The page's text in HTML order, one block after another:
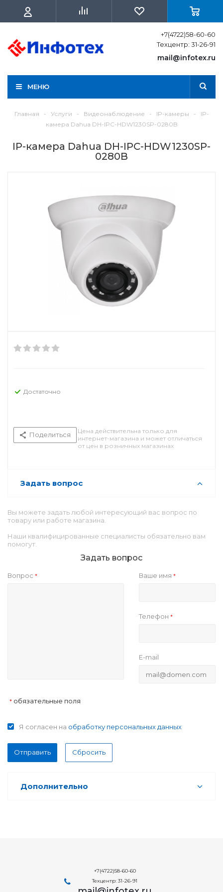
+7(4722)58-60-60
Техцентр: 31-26-91
mail@infotex.ru
МЕНЮ
Главная - Услуги - Видеонаблюдение - IP-камеры -
IP-
камера Dahua DH-IPC-HDW1230SP-0280B
IP-камера Dahua DH-IPC-HDW1230SP-
0280B
Достаточно
Поделиться
Цена действительна только для
интернет-магазина и может отличаться
от цен в розничных магазинах
Задать вопрос
Вы можете задать любой интересующий вас вопрос по
товару или работе магазина.
Наши квалифицированные специалисты обязательно вам
помогут.
Задать вопрос
Вопрос * Ваше имя*
Телефон*
E-mail
* обязательные поля
Я согласен на обработку персональных данных
Отправить Сбросить
Дополнительно
+7(4722)58-60-60
Техцентр: 31-26-91